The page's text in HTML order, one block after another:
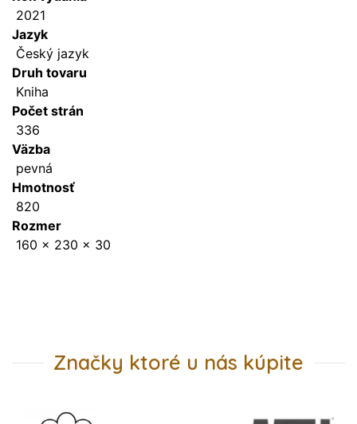
2021
Jazyk
Český jazyk
Druh tovaru
Kniha
Počet strán
336
Väzba
pevná
Hmotnosť
820
Rozmer
160 x 230 x 30
Značky ktoré u nás kúpite